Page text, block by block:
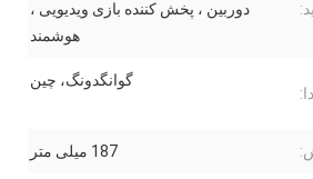
دوربین ، پخش کننده بازی ویدیویی ،
هوشمند
گوانگدونگ، چین
187 میلی متر